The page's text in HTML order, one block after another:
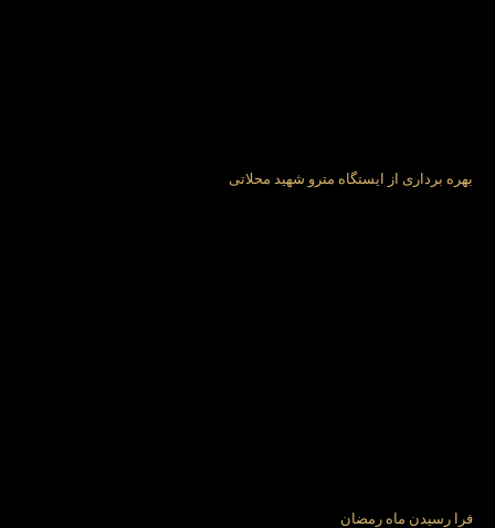
بهره برداری از ایستگاه مترو شهید محلاتی
فرا رسیدن ماه رمضان